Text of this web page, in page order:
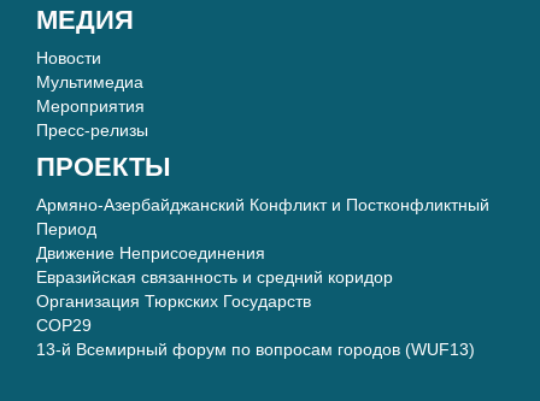
МЕДИЯ
Новости
Мультимедиа
Мероприятия
Пресс-релизы
ПРОЕКТЫ
Армяно-Азербайджанский Конфликт и Постконфликтный
Период
Движение Неприсоединения
Евразийская связанность и средний коридор
Организация Тюркских Государств
COP29
13-й Всемирный форум по вопросам городов (WUF13)